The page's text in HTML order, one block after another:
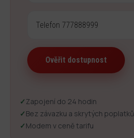
✓Zapojení do 24 hodin
✓Bez závazku a skrytých poplatků
✓Modem v ceně tarifu